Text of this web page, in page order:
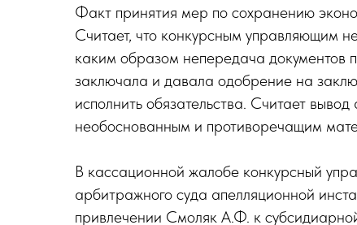
Факт принятия мер по сохранению
Считает, что конкурсным управляющим
каким образом непередача документов
заключала и давала одобрение на
исполнить обязательства. Считает
необоснованным и противоречащим
В кассационной жалобе конкурсный
арбитражного суда апелляционной
привлечении Смоляк А.Ф. к субсидиарной